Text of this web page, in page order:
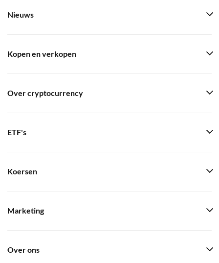
Nieuws
Kopen en verkopen
Over cryptocurrency
ETF's
Koersen
Marketing
Over ons